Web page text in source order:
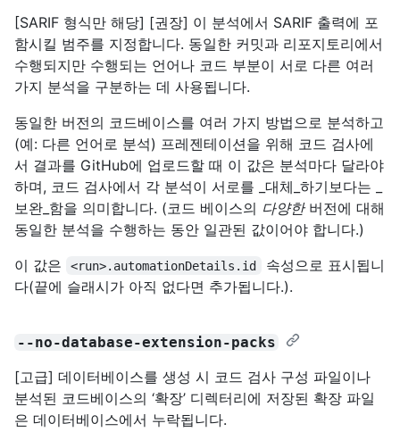
[SARIF 형식만 해당] [권장] 이 분석에서 SARIF 출력에 포
함시킬 범주를 지정합니다. 동일한 커밋과 리포지토리에서
수행되지만 수행되는 언어나 코드 부분이 서로 다른 여러
가지 분석을 구분하는 데 사용됩니다.
동일한 버전의 코드베이스를 여러 가지 방법으로 분석하고
(예: 다른 언어로 분석) 프레젠테이션을 위해 코드 검사에
서 결과를 GitHub에 업로드할 때 이 값은 분석마다 달라야
하며, 코드 검사에서 각 분석이 서로를 _대체_하기보다는 _
보완_함을 의미합니다. (코드 베이스의 다양한버전에 대해
동일한 분석을 수행하는 동안 일관된 값이어야 합니다.)
이 값은
<run>.automationDetails.id
속성으로 표시됩니
다(끝에 슬래시가 아직 없다면 추가됩니다.).
--no-database-extension-packs
[고급] 데이터베이스를 생성 시 코드 검사 구성 파일이나
분석된 코드베이스의 ‘확장’ 디렉터리에 저장된 확장 파일
은 데이터베이스에서 누락됩니다.